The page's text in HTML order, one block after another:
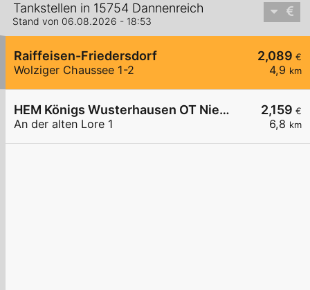
Tankstellen in 15754 Dannenreich
Stand von 06.08.2026 - 18:53
2,089 €
4,9 km
Raiffeisen-Friedersdorf
Wolziger Chaussee 1-2
2,159 €
6,8 km
HEM Königs Wusterhausen OT Niederlehme,
An der alten Lore 1